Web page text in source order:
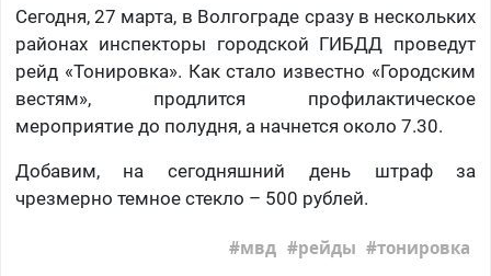
Сегодня, 27 марта, в Волгограде сразу в нескольких
районах инспекторы городской ГИБДД проведут
рейд «Тонировка». Как стало известно «Городским
вестям», продлится профилактическое
мероприятие до полудня, а начнется около 7.30.
Добавим, на сегодняшний день штраф за
чрезмерно темное стекло – 500 рублей.
мвд рейды тонировка